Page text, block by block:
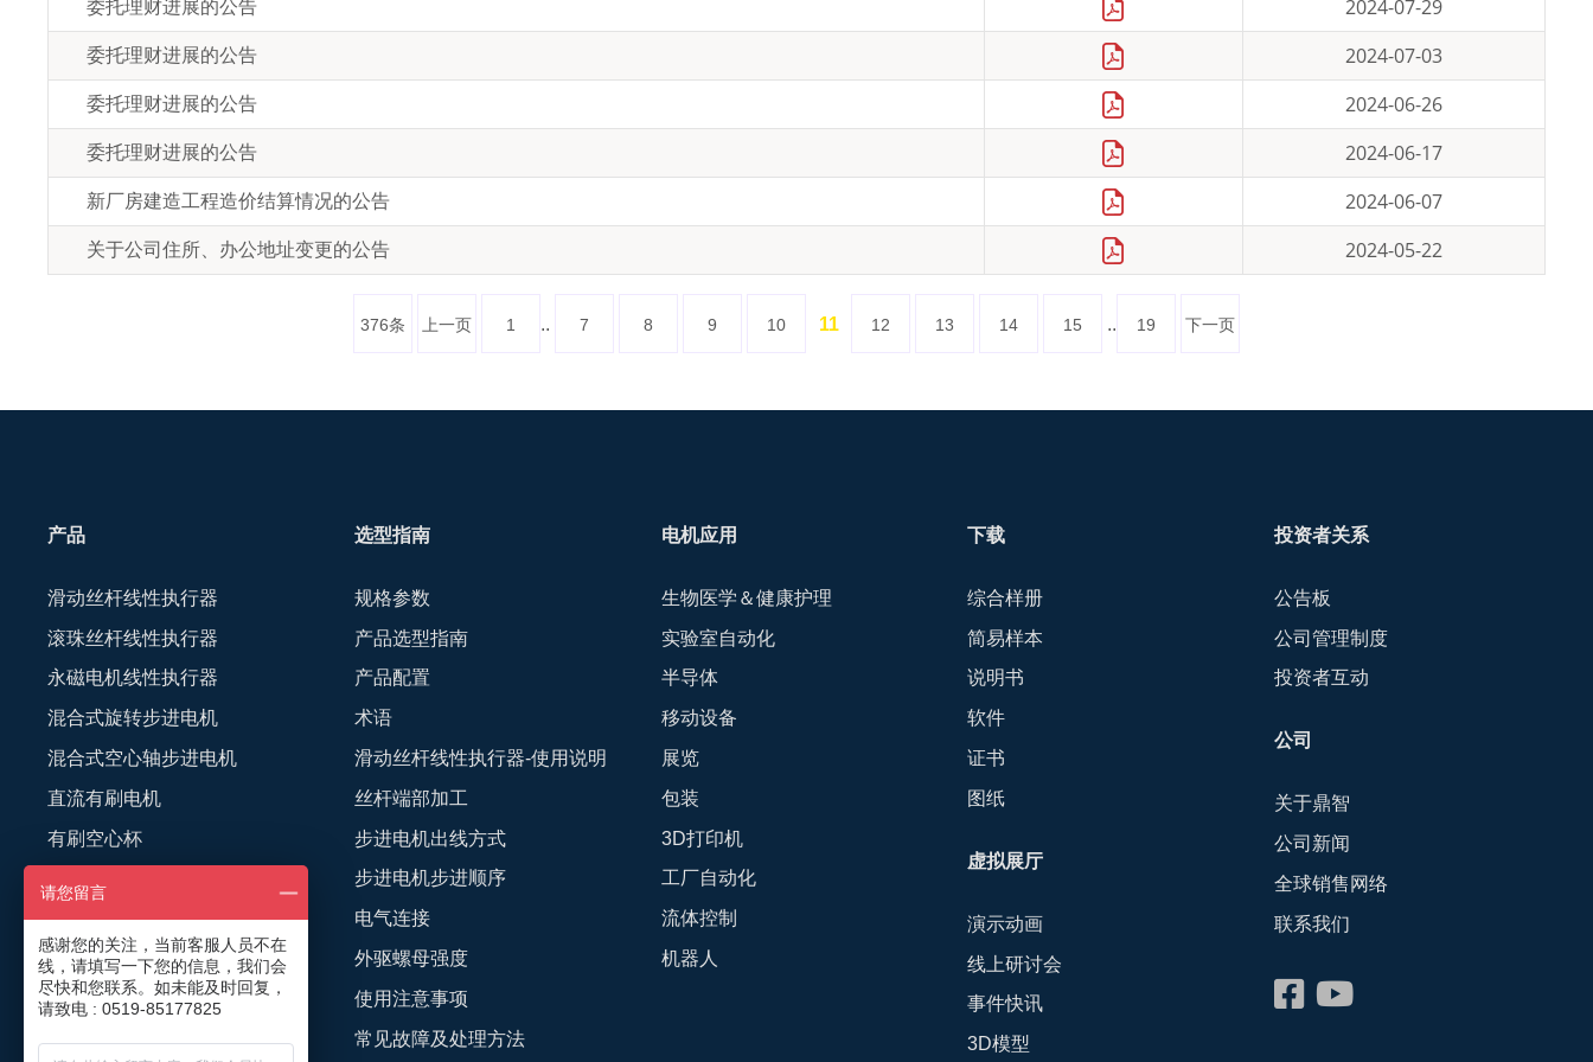
委托理财进展的公告
2024-07-29
委托理财进展的公告
2024-07-03
委托理财进展的公告
2024-06-26
委托理财进展的公告
2024-06-17
新厂房建造工程造价结算情况的公告
2024-06-07
关于公司住所、办公地址变更的公告
2024-05-22
376条 上一页 1 .. 7 8 9 10 11 12 13 14 15 .. 19 下一页
产品
滑动丝杆线性执行器
滚珠丝杆线性执行器
永磁电机线性执行器
混合式旋转步进电机
混合式空心轴步进电机
直流有刷电机
有刷空心杯
无刷空心杯
无框力矩电机
简易模组
微型夹爪
选型指南
规格参数
产品选型指南
产品配置
术语
滑动丝杆线性执行器-使用说明
丝杆端部加工
步进电机出线方式
步进电机步进顺序
电气连接
外驱螺母强度
使用注意事项
常见故障及处理方法
电机应用
生物医学＆健康护理
实验室自动化
半导体
移动设备
展览
包装
3D打印机
工厂自动化
流体控制
机器人
下载
综合样册
简易样本
说明书
软件
证书
图纸
虚拟展厅
演示动画
线上研讨会
事件快讯
3D模型
投资者关系
公告板
公司管理制度
投资者互动
公司
关于鼎智
公司新闻
全球销售网络
联系我们
请您留言
感谢您的关注，当前客服人员不在
线，请填写一下您的信息，我们会
尽快和您联系。如未能及时回复，
请致电 : 0519-85177825